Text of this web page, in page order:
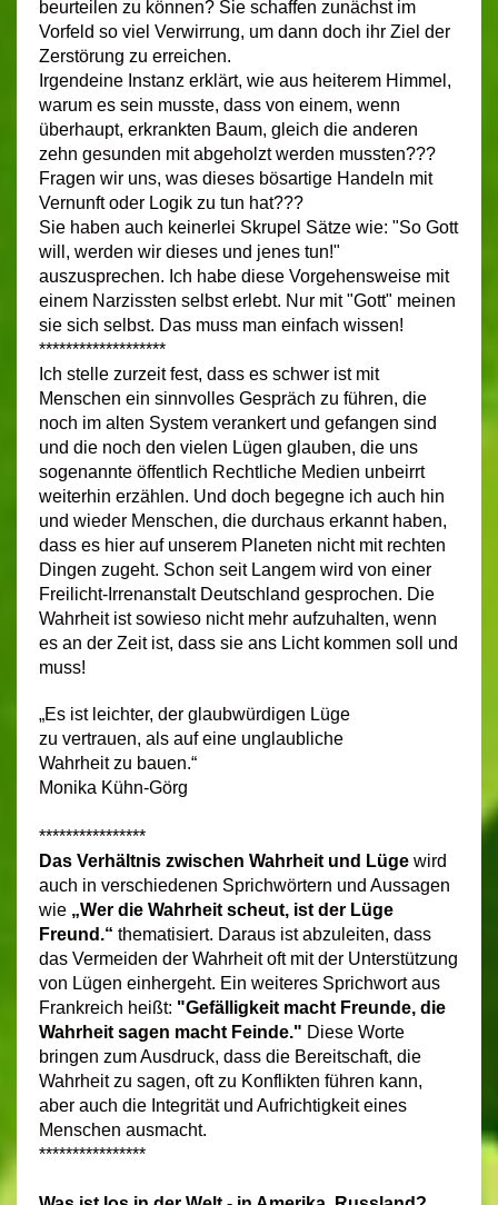
beurteilen zu können? Sie schaffen zunächst im
Vorfeld so viel Verwirrung, um dann doch ihr Ziel der
Zerstörung zu erreichen.
Irgendeine Instanz erklärt, wie aus heiterem Himmel,
warum es sein musste, dass von einem, wenn
überhaupt, erkrankten Baum, gleich die anderen
zehn gesunden mit abgeholzt werden mussten???
Fragen wir uns, was dieses bösartige Handeln mit
Vernunft oder Logik zu tun hat???
Sie haben auch keinerlei Skrupel Sätze wie: "So Gott
will, werden wir dieses und jenes tun!"
auszusprechen. Ich habe diese Vorgehensweise mit
einem Narzissten selbst erlebt. Nur mit "Gott" meinen
sie sich selbst. Das muss man einfach wissen!
*******************
Ich stelle zurzeit fest, dass es schwer ist mit
Menschen ein sinnvolles Gespräch zu führen, die
noch im alten System verankert und gefangen sind
und die noch den vielen Lügen glauben, die uns
sogenannte öffentlich Rechtliche Medien unbeirrt
weiterhin erzählen. Und doch begegne ich auch hin
und wieder Menschen, die durchaus erkannt haben,
dass es hier auf unserem Planeten nicht mit rechten
Dingen zugeht. Schon seit Langem wird von einer
Freilicht-Irrenanstalt Deutschland gesprochen. Die
Wahrheit ist sowieso nicht mehr aufzuhalten, wenn
es an der Zeit ist, dass sie ans Licht kommen soll und
muss!
„Es ist leichter, der glaubwürdigen Lüge
zu vertrauen, als auf eine unglaubliche
Wahrheit zu bauen.“
Monika Kühn-Görg
****************
Das Verhältnis zwischen Wahrheit und Lüge wird
auch in verschiedenen Sprichwörtern und Aussagen
wie „Wer die Wahrheit scheut, ist der Lüge
Freund.“ thematisiert. Daraus ist abzuleiten, dass
das Vermeiden der Wahrheit oft mit der Unterstützung
von Lügen einhergeht. Ein weiteres Sprichwort aus
Frankreich heißt: "Gefälligkeit macht Freunde, die
Wahrheit sagen macht Feinde." Diese Worte
bringen zum Ausdruck, dass die Bereitschaft, die
Wahrheit zu sagen, oft zu Konflikten führen kann,
aber auch die Integrität und Aufrichtigkeit eines
Menschen ausmacht.
****************